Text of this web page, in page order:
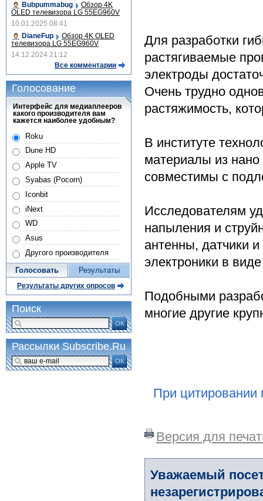
Для разработки
растягиваемые
электроды
Очень трудно
растяжимость,
В институте
материалы из
совместимы с
Исследователям
напыления и
антенны, датчики
электроники в
Подобными
многие другие
При цитировании
Версия для
Уважаемый
Bubpummabug
Обзор 4K
OLED телевизора LG 55EG960V
10.01.2025 08:41
DianeFup
Обзор 4K OLED
телевизора LG 55EG960V
14.12.2024 21:12
Все комментарии
Голосование
Интерфейс для медиаплееров
какого производителя вам
кажется наиболее удобным?
Roku
Dune HD
Apple TV
Syabas (Pocorn)
Iconbit
iNext
WD
Asus
Другого производителя
Голосовать Результаты
Результаты других опросов
Поиск
ОК
Рассылки Subscribe.Ru
ОК